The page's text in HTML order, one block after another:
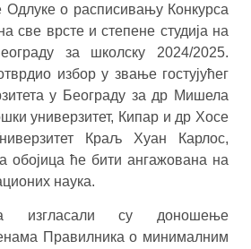
Одлуке о расписивању Конкурса
све врсте и степене студија на
за школску 2024/2025.
избор у звање гостујућег
у Београду за др Мишела
универзитет, Кипар и др Хосе
Краљ Хуан Карлос,
обојица ће бити ангажована на
наука.
изгласали су доношење
Правилника о минималним